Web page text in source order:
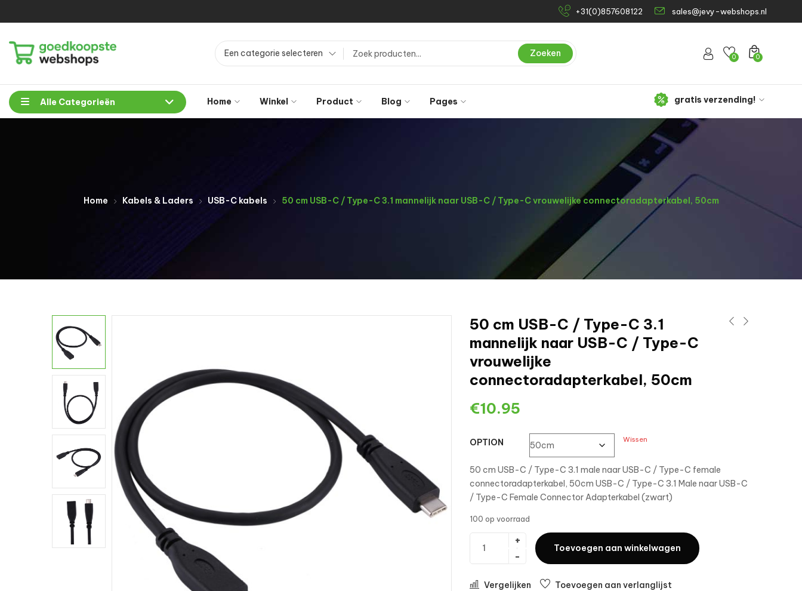
+31(0)857608122 sales@jevy-webshops.nl
Een categorie selecteren Zoeken 0
0
Alle Categorieën Home Winkel Product Blog Pages gratis verzending!
Home Kabels & Laders USB-C kabels 50 cm USB-C / Type-C 3.1 mannelijk naar USB-C / Type-C vrouwelijke connectoradapterkabel, 50cm
50 cm USB-C / Type-C 3.1
mannelijk naar USB-C / Type-C
vrouwelijke
connectoradapterkabel, 50cm
€10.95
OPTION Wissen
50 cm USB-C / Type-C 3.1 male naar USB-C / Type-C female
connectoradapterkabel, 50cm USB-C / Type-C 3.1 Male naar USB-C
/ Type-C Female Connector Adapterkabel (zwart)
100 op voorraad
Toevoegen aan winkelwagen
Vergelijken Toevoegen aan verlanglijst